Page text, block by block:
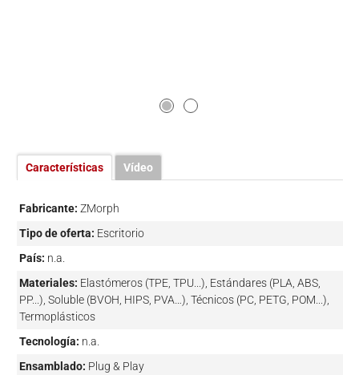
Características Vídeo
Fabricante: ZMorph
Tipo de oferta: Escritorio
País: n.a.
Materiales: Elastómeros (TPE, TPU...), Estándares (PLA, ABS,
PP...), Soluble (BVOH, HIPS, PVA…), Técnicos (PC, PETG, POM...),
Termoplásticos
Tecnología: n.a.
Ensamblado: Plug & Play